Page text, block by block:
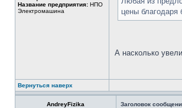
Название предприятия: НПО
Электромашина
цены благодаря
А насколько
Вернуться наверх
AndreyFizika Заголовок